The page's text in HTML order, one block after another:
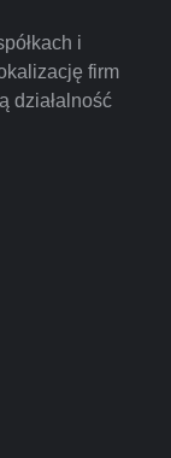
i
firm
działalność